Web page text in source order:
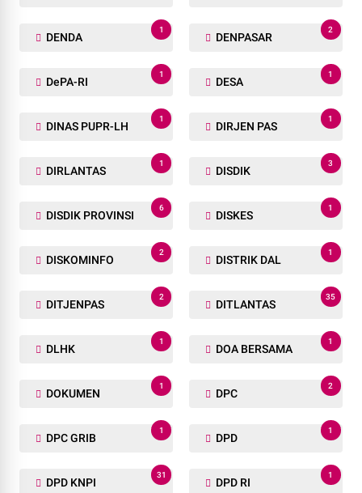
DENDA
1
DENPASAR
2
DePA-RI
1
DESA
1
DINAS PUPR-LH
1
DIRJEN PAS
1
DIRLANTAS
1
DISDIK
3
DISDIK PROVINSI
6
DISKES
1
DISKOMINFO
2
DISTRIK DAL
1
DITJENPAS
2
DITLANTAS
35
DLHK
1
DOA BERSAMA
1
DOKUMEN
1
DPC
2
DPC GRIB
1
DPD
1
DPD KNPI
31
DPD RI
1